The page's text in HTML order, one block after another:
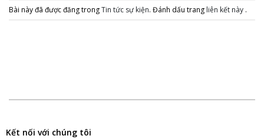
Bài này đã được đăng trongTin tức sự kiện. Đánh dấu trang liên kết này .
Kết nối với chúng tôi